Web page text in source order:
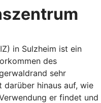
in Sulzheim ist ein
des
sehr
hinaus auf, wie
er findet und